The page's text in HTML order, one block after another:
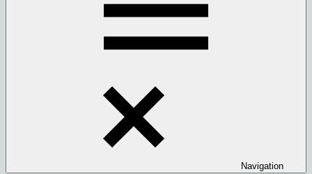
Navigation